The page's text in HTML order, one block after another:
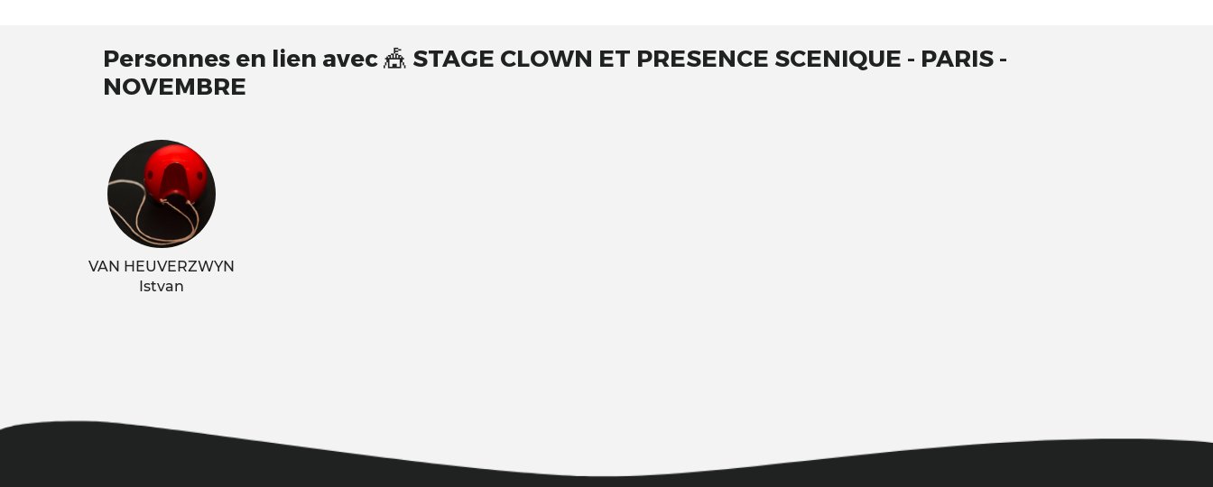
Personnes en lien avec 🎪 STAGE CLOWN ET PRESENCE SCENIQUE - PARIS -
NOVEMBRE
VAN HEUVERZWYN
Istvan